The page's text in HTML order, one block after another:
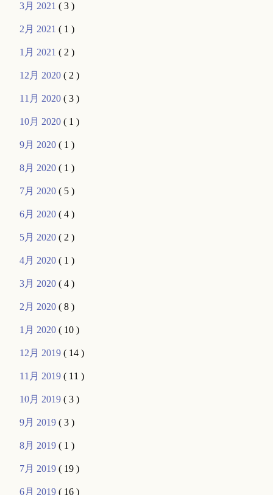
3月 2021( 3 )
2月 2021( 1 )
1月 2021( 2 )
12月 2020( 2 )
11月 2020( 3 )
10月 2020( 1 )
9月 2020( 1 )
8月 2020( 1 )
7月 2020( 5 )
6月 2020( 4 )
5月 2020( 2 )
4月 2020( 1 )
3月 2020( 4 )
2月 2020( 8 )
1月 2020( 10 )
12月 2019( 14 )
11月 2019( 11 )
10月 2019( 3 )
9月 2019( 3 )
8月 2019( 1 )
7月 2019( 19 )
6月 2019( 16 )